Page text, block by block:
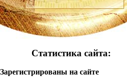
Статистика сайта:
Зарегистрированы на сайте